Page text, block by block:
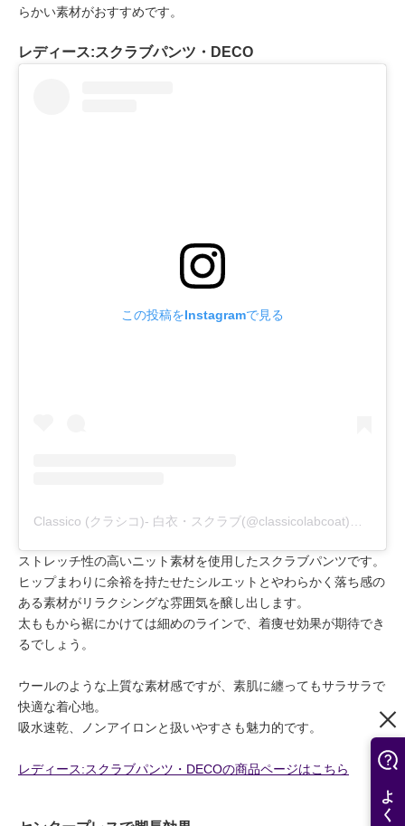
らかい素材がおすすめです。
レディース:スクラブパンツ・DECO
この投稿をInstagramで見る
Classico (クラシコ)- 白衣・スクラブ(@classicolabcoat)がシェアした投稿
ストレッチ性の高いニット素材を使用したスクラブパンツです。
ヒップまわりに余裕を持たせたシルエットとやわらかく落ち感の
ある素材がリラクシングな雰囲気を醸し出します。
太ももから裾にかけては細めのラインで、着痩せ効果が期待でき
るでしょう。
ウールのような上質な素材感ですが、素肌に纏ってもサラサラで
快適な着心地。
吸水速乾、ノンアイロンと扱いやすさも魅力的です。
レディース:スクラブパンツ・DECOの商品ページはこちら